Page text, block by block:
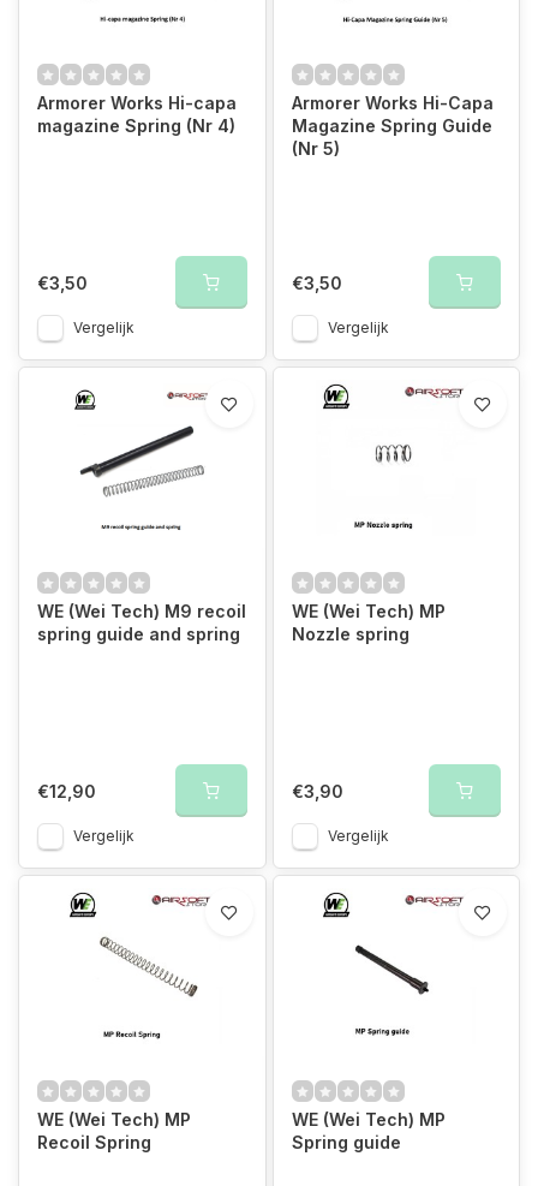
Armorer Works Hi-capa
magazine Spring (Nr 4)
€3,50
Vergelijk
Armorer Works Hi-Capa
Magazine Spring Guide
(Nr 5)
€3,50
Vergelijk
WE (Wei Tech) M9 recoil
spring guide and spring
€12,90
Vergelijk
WE (Wei Tech) MP
Nozzle spring
€3,90
Vergelijk
WE (Wei Tech) MP
Recoil Spring
WE (Wei Tech) MP
Spring guide